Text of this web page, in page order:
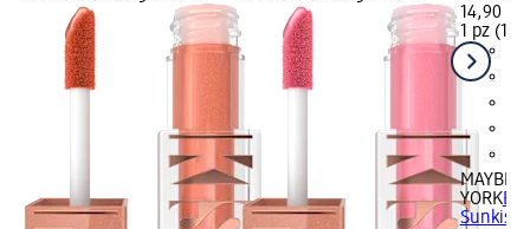
14,90 €
1 pz
YORK